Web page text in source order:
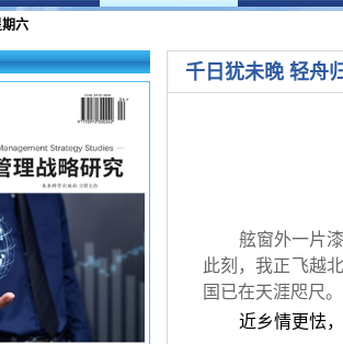
六
千日犹未晚 轻舟
舷窗外一片
此刻，我正飞越
国已在天涯咫尺。
近乡情更怯